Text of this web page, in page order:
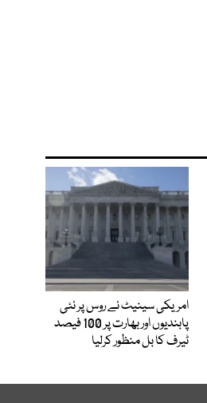
امریکی سینیٹ نے روس پر نئی
پابندیوں اور بھارت پر 100 فیصد
ٹیرف کا بل منظور کرلیا